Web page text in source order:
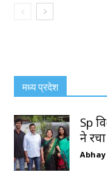
मध्य प्रदेश
Sp
ने